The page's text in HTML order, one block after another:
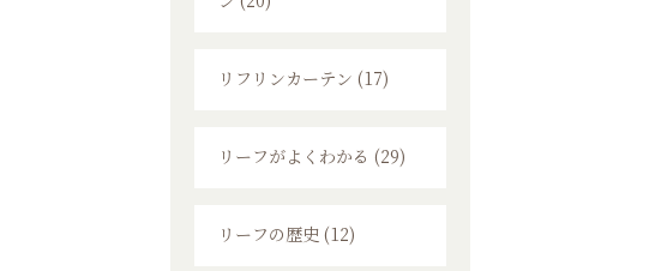
リフリンカーテン (17)
リーフがよくわかる (29)
リーフの歴史 (12)